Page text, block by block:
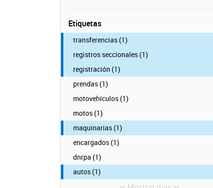
Etiquetas
transferencias (1)
registros seccionales (1)
registración (1)
prendas (1)
motovehículos (1)
motos (1)
maquinarias (1)
encargados (1)
dnrpa (1)
autos (1)